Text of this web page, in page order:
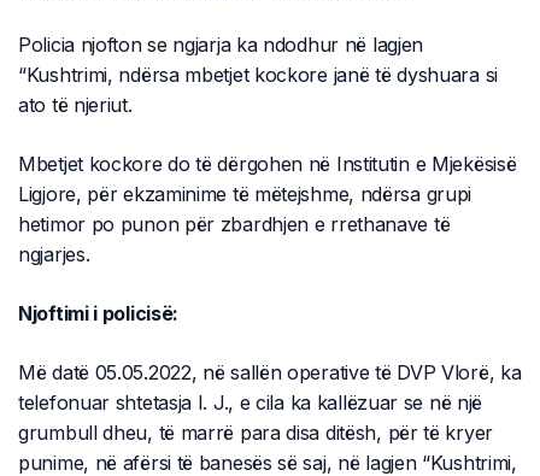
Policia njofton se ngjarja ka ndodhur në lagjen
“Kushtrimi, ndërsa mbetjet kockore janë të dyshuara si
ato të njeriut.
Mbetjet kockore do të dërgohen në Institutin e Mjekësisë
Ligjore, për ekzaminime të mëtejshme, ndërsa grupi
hetimor po punon për zbardhjen e rrethanave të
ngjarjes.
Njoftimi i policisë:
Më datë 05.05.2022, në sallën operative të DVP Vlorë, ka
telefonuar shtetasja I. J., e cila ka kallëzuar se në një
grumbull dheu, të marrë para disa ditësh, për të kryer
punime, në afërsi të banesës së saj, në lagjen “Kushtrimi,